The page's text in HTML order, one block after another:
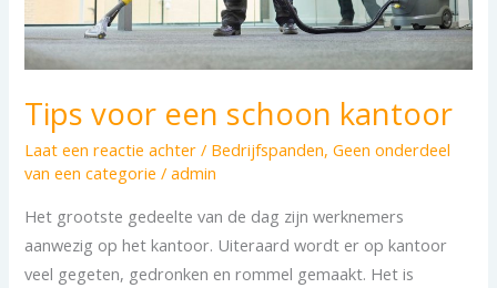
Tips voor een schoon kantoor
Laat een reactie achter / Bedrijfspanden,Geen onderdeel
van een categorie /admin
Het grootste gedeelte van de dag zijn werknemers
aanwezig op het kantoor. Uiteraard wordt er op kantoor
veel gegeten, gedronken en rommel gemaakt. Het is